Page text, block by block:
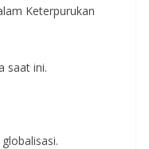
Keterpurukan
saat ini.